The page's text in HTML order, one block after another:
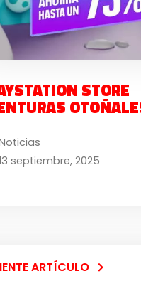
STORE
septiembre, 2025
ARTÍCULO